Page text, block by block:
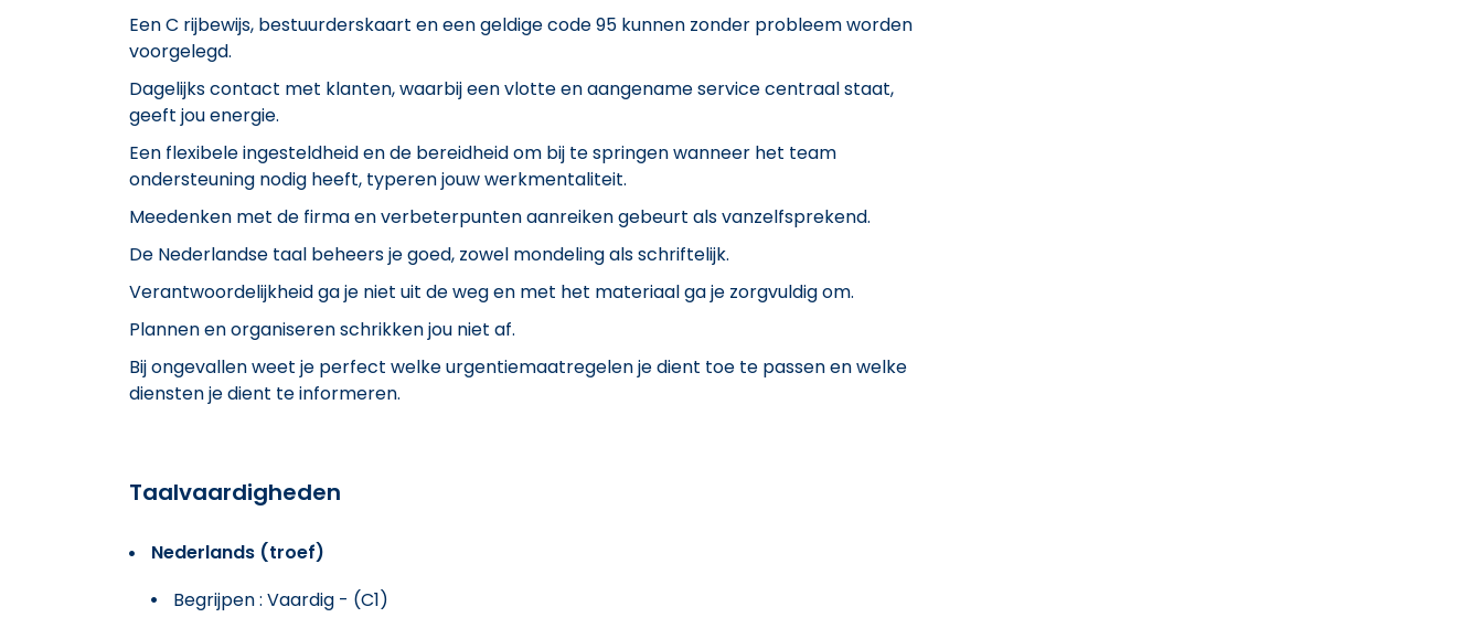
Een C rijbewijs, bestuurderskaart en een geldige code 95 kunnen zonder probleem worden
voorgelegd.
Dagelijks contact met klanten, waarbij een vlotte en aangename service centraal staat,
geeft jou energie.
Een flexibele ingesteldheid en de bereidheid om bij te springen wanneer het team
ondersteuning nodig heeft, typeren jouw werkmentaliteit.
Meedenken met de firma en verbeterpunten aanreiken gebeurt als vanzelfsprekend.
De Nederlandse taal beheers je goed, zowel mondeling als schriftelijk.
Verantwoordelijkheid ga je niet uit de weg en met het materiaal ga je zorgvuldig om.
Plannen en organiseren schrikken jou niet af.
Bij ongevallen weet je perfect welke urgentiemaatregelen je dient toe te passen en welke
diensten je dient te informeren.
Taalvaardigheden
Nederlands (troef)
Begrijpen : Vaardig - (C1)